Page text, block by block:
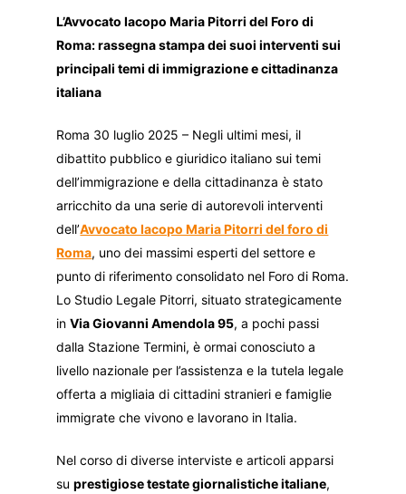
L’Avvocato Iacopo Maria Pitorri del Foro di
Roma: rassegna stampa dei suoi interventi sui
principali temi di immigrazione e cittadinanza
italiana
Roma 30 luglio 2025 – Negli ultimi mesi, il
dibattito pubblico e giuridico italiano sui temi
dell’immigrazione e della cittadinanza è stato
arricchito da una serie di autorevoli interventi
dell’Avvocato Iacopo Maria Pitorri del foro di
Roma, uno dei massimi esperti del settore e
punto di riferimento consolidato nel Foro di Roma.
Lo Studio Legale Pitorri, situato strategicamente
inVia Giovanni Amendola 95, a pochi passi
dalla Stazione Termini, è ormai conosciuto a
livello nazionale per l’assistenza e la tutela legale
offerta a migliaia di cittadini stranieri e famiglie
immigrate che vivono e lavorano in Italia.
Nel corso di diverse interviste e articoli apparsi
suprestigiose testate giornalistiche italiane,